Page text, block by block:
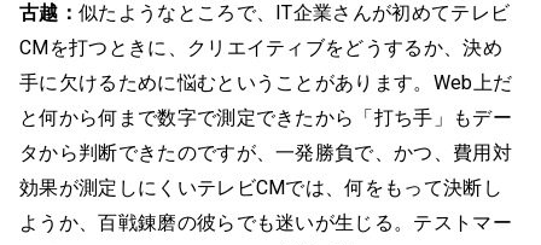
古越： 似たようなところで、IT企業さんが初めてテレビ
CMを打つときに、クリエイティブをどうするか、決め
手に欠けるために悩むということがあります。Web上だ
と何から何まで数字で測定できたから「打ち手」もデー
タから判断できたのですが、一発勝負で、かつ、費用対
効果が測定しにくいテレビCMでは、何をもって決断し
ようか、百戦錬磨の彼らでも迷いが生じる。テストマー